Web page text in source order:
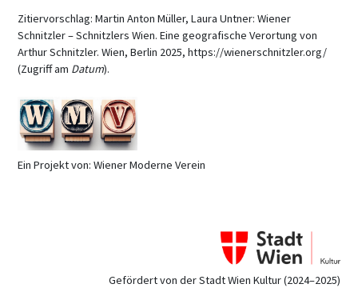
Zitiervorschlag: Martin Anton Müller, Laura Untner: Wiener
Schnitzler – Schnitzlers Wien. Eine geografische Verortung von
Arthur Schnitzler. Wien, Berlin 2025, https://wienerschnitzler.org/
(Zugriff am Datum).
Ein Projekt von: Wiener Moderne Verein
Gefördert von der Stadt Wien Kultur (2024–2025)